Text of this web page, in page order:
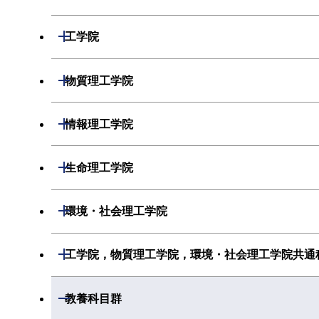
化学系
初年次専門科目
創造プロセス科目
共通専門科目
工学院
開閉
機械系
電気電子系
経営工学系
初年次専門科目
創造プロセス科目
物質理工学院
開閉
材料系
初年次専門科目
共通専門科目
情報理工学院
開閉
数理・計算科学系
初年次専門科目
共通専門科目
生命理工学院
開閉
生命理工学系
創造プロセス科目
環境・社会理工学院
開閉
建築学系
工学院，物質理工学院，環境・社会理工学院共通
開閉
工学院，物質理工学院，環境・社会理工学
教養科目群
開閉